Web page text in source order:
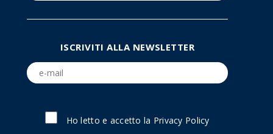
ISCRIVITI ALLA NEWSLETTER
Ho letto e accetto la Privacy Policy